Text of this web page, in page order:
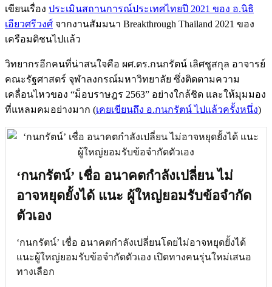
เขียนเรื่อง ประเมินสถานการณ์ประเทศไทยปี 2021 ของ อ.นิธิ
เอียวศรีวงศ์ จากงานสัมมนา Breakthrough Thailand 2021 ของ
เครือมติชนไปแล้ว
วิทยากรอีกคนที่น่าสนใจคือ ผศ.ดร.กนกรัตน์ เลิศชูสกุล อาจารย์
คณะรัฐศาสตร์ จุฬาลงกรณ์มหาวิทยาลัย ซึ่งติดตามความ
เคลื่อนไหวของ “ม็อบราษฎร 2563” อย่างใกล้ชิด และให้มุมมอง
ที่แหลมคมอย่างมาก (เคยเขียนถึง อ.กนกรัตน์ ไปแล้วครั้งหนึ่ง)
‘กนกรัตน์’ เชื่อ อนาคตกำลังเปลี่ยน ไม่
อาจหยุดยั้งได้ แนะ ผู้ใหญ่ยอมรับข้อจำกัด
ตัวเอง
‘กนกรัตน์’ เชื่อ อนาคตกำลังเปลี่ยนโดยไม่อาจหยุดยั้งได้
แนะผู้ใหญ่ยอมรับข้อจำกัดตัวเอง เปิดทางคนรุ่นใหม่เสนอ
ทางเลือก